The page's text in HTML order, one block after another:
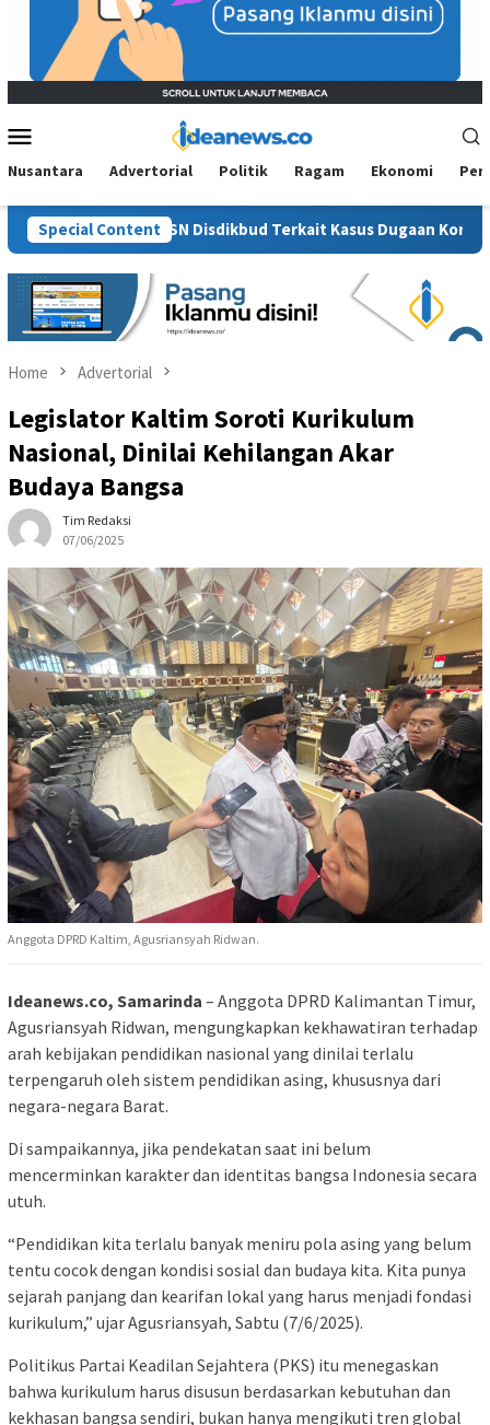
Menu
Nusantara Advertorial Politik Ragam Ekonomi
Special Content
Milik ASN Disdikbud Terkait Kasus Dugaan Korupsi Insentif
Home Advertorial
Legislator Kaltim Soroti Kurikulum
Nasional, Dinilai Kehilangan Akar
Budaya Bangsa
Tim Redaksi
07/06/2025
Anggota DPRD Kaltim, Agusriansyah Ridwan.
Ideanews.co, Samarinda – Anggota DPRD Kalimantan Timur,
Agusriansyah Ridwan, mengungkapkan kekhawatiran terhadap
arah kebijakan pendidikan nasional yang dinilai terlalu
terpengaruh oleh sistem pendidikan asing, khususnya dari
negara-negara Barat.
Di sampaikannya, jika pendekatan saat ini belum
mencerminkan karakter dan identitas bangsa Indonesia secara
utuh.
“Pendidikan kita terlalu banyak meniru pola asing yang belum
tentu cocok dengan kondisi sosial dan budaya kita. Kita punya
sejarah panjang dan kearifan lokal yang harus menjadi fondasi
kurikulum,” ujar Agusriansyah, Sabtu (7/6/2025).
Politikus Partai Keadilan Sejahtera (PKS) itu menegaskan
bahwa kurikulum harus disusun berdasarkan kebutuhan dan
kekhasan bangsa sendiri, bukan hanya mengikuti tren global